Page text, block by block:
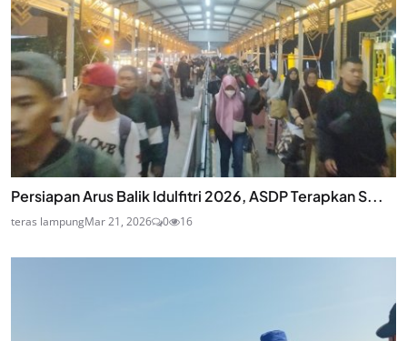
Persiapan Arus Balik Idulfitri 2026, ASDP Terapkan S...
teras lampungMar 21, 2026 0 16